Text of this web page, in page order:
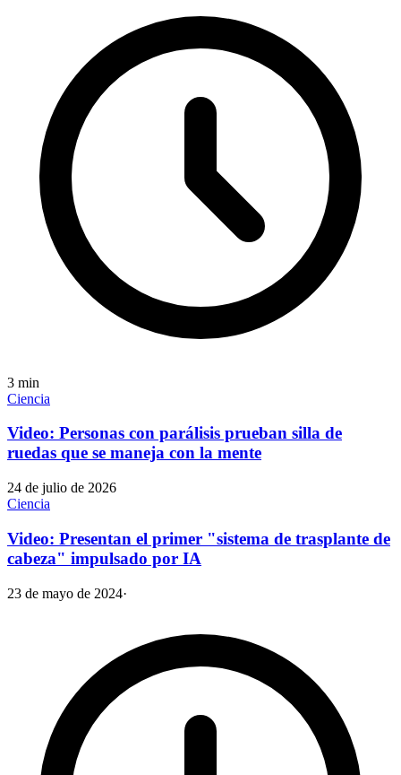
3 min
Ciencia
Video: Personas con parálisis prueban silla de
ruedas que se maneja con la mente
24 de julio de 2026
Ciencia
Video: Presentan el primer "sistema de trasplante de
cabeza" impulsado por IA
23 de mayo de 2024·